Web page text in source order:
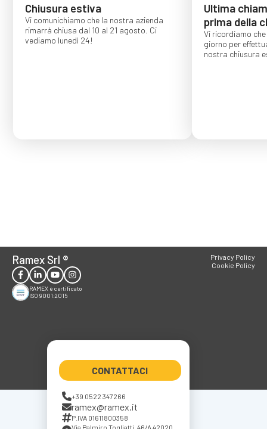
Chiusura estiva
Vi comunichiamo che la nostra azienda
rimarrà chiusa dal 10 al 21 agosto. Ci
vediamo lunedì 24!
Ultima
prima della
Vi ricordiamo
giorno per
nostra chiusura
Ramex Srl ®
RAMEX è certificato
ISO 9001:2015
CONTATTACI
+39 0522 347266
ramex@ramex.it
P.IVA 01611800358
Privacy Policy
Cookie Policy